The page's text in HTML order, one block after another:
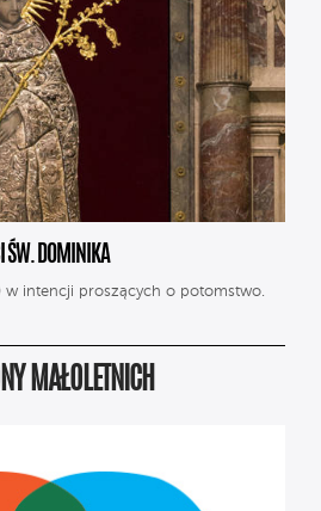
ŚW. DOMINIKA
intencji proszących o potomstwo.
MAŁOLETNICH